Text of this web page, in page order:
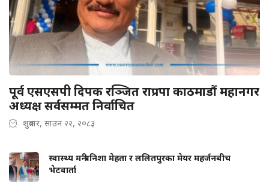
पूर्व एसएसपी दिपक रञ्जित राप्रपा काठमाडौं महानगर
अध्यक्ष सर्वसम्मत निर्वाचित
शुक्रबार, साउन २२, २०८३
स्वास्थ्य मन्त्री निशा मेहता र ललितपुरका मेयर महर्जनबीच
भेटवार्ता